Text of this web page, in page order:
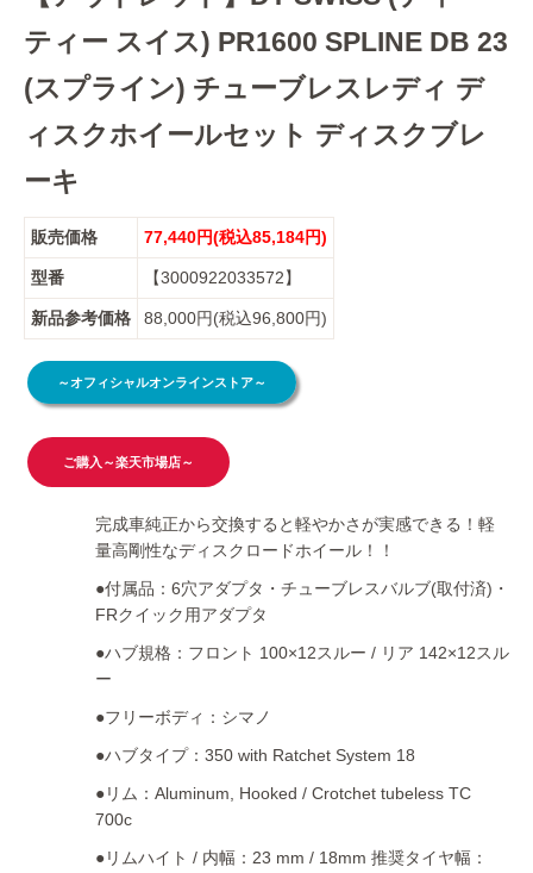
ティー スイス) PR1600 SPLINE DB 23
(スプライン) チューブレスレディ デ
ィスクホイールセット ディスクブレ
ーキ
販売価格 77,440円(税込85,184円)
型番 【3000922033572】
新品参考価格 88,000円(税込96,800円)
～オフィシャルオンラインストア～
ご購入～楽天市場店～
完成車純正から交換すると軽やかさが実感できる！軽
量高剛性なディスクロードホイール！！
●付属品：6穴アダプタ・チューブレスバルブ(取付済)・
FRクイック用アダプタ
●ハブ規格：フロント 100×12スルー / リア 142×12スル
ー
●フリーボディ：シマノ
●ハブタイプ：350 with Ratchet System 18
●リム：Aluminum, Hooked / Crotchet tubeless TC
700c
●リムハイト / 内幅：23 mm / 18mm 推奨タイヤ幅：